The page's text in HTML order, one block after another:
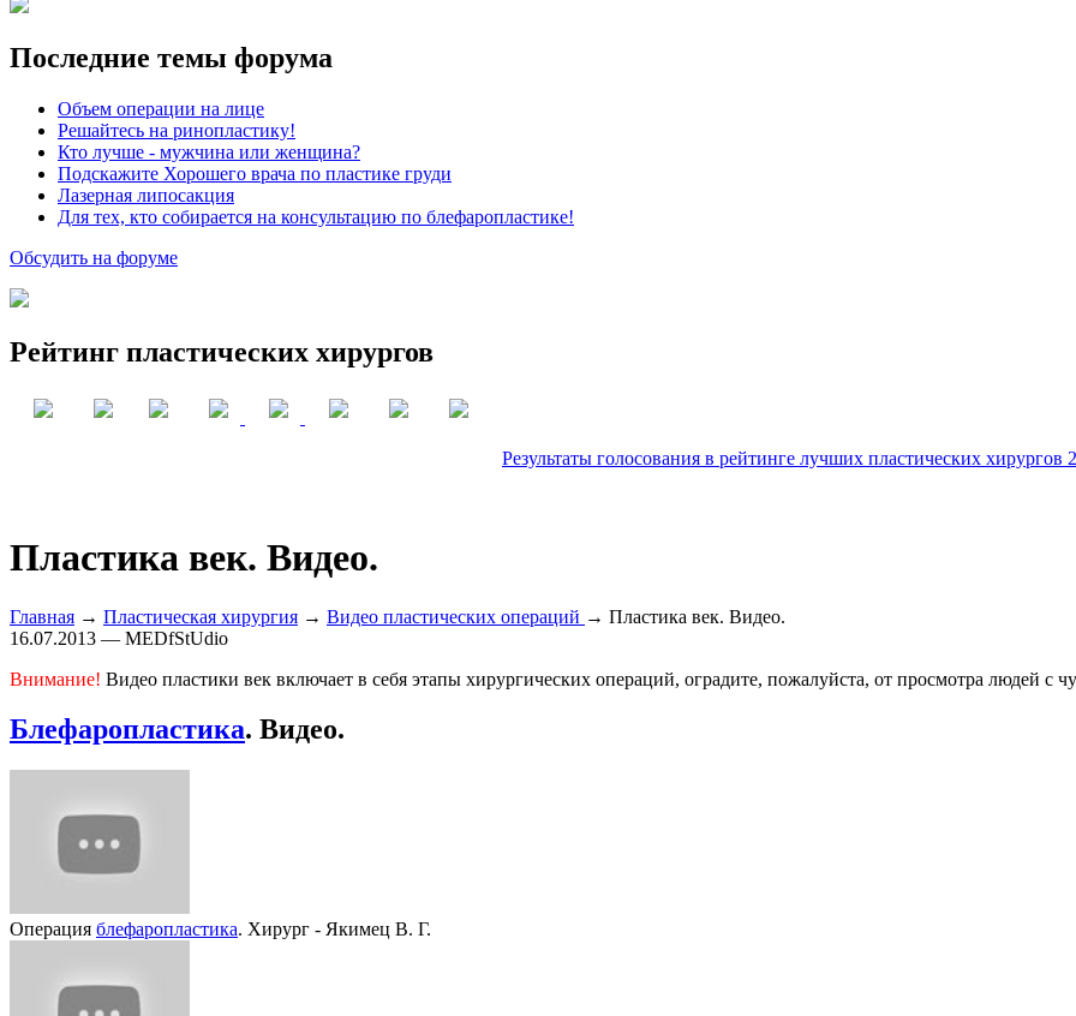
Последние темы форума
Объем операции на лице
Решайтесь на ринопластику!
Кто лучше - мужчина или женщина?
Подскажите Хорошего врача по пластике груди
Лазерная липосакция
Для тех, кто собирается на консультацию по блефаропластике!
Обсудить на форуме
Рейтинг пластических хирургов
Результаты голосования в рейтинге лучших пластических хирургов
Пластика век. Видео.
Главная → Пластическая хирургия → Видео пластических операций → Пластика век. Видео.
16.07.2013 — MEDfStUdio
Внимание! Видео пластики век включает в себя этапы хирургических операций, оградите, пожалуйста, от просмотра людей с
Блефаропластика. Видео.
Операция блефаропластика. Хирург - Якимец В. Г.